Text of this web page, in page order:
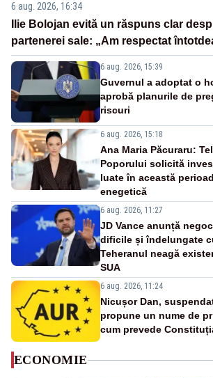
6 aug. 2026, 16:34
Ilie Bolojan evită un răspuns clar
partenerei sale: „Am respectat
6 aug. 2026, 15:39
Guvernul a adoptat o
aprobă planurile de
riscuri
6 aug. 2026, 15:18
Ana Maria Păcuraru:
Poporului solicită
luate în această
enegetică
6 aug. 2026, 11:27
JD Vance anunță
dificile și îndelungate
Teheranul neagă
SUA
6 aug. 2026, 11:24
Nicușor Dan,
propune un nume de
cum prevede
ECONOMIE